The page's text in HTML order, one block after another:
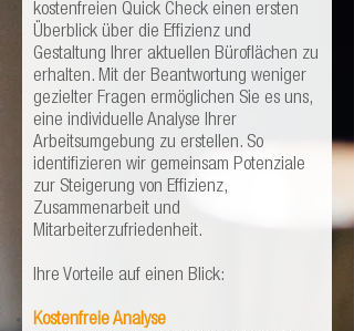
kostenfreien Quick Check einen ersten
Überblick über die Effizienz und
Gestaltung Ihrer aktuellen Büroflächen zu
erhalten. Mit der Beantwortung weniger
gezielter Fragen ermöglichen Sie es uns,
eine individuelle Analyse Ihrer
Arbeitsumgebung zu erstellen. So
identifizieren wir gemeinsam Potenziale
zur Steigerung von Effizienz,
Zusammenarbeit und
Mitarbeiterzufriedenheit.
Ihre Vorteile auf einen Blick:
Kostenfreie Analyse